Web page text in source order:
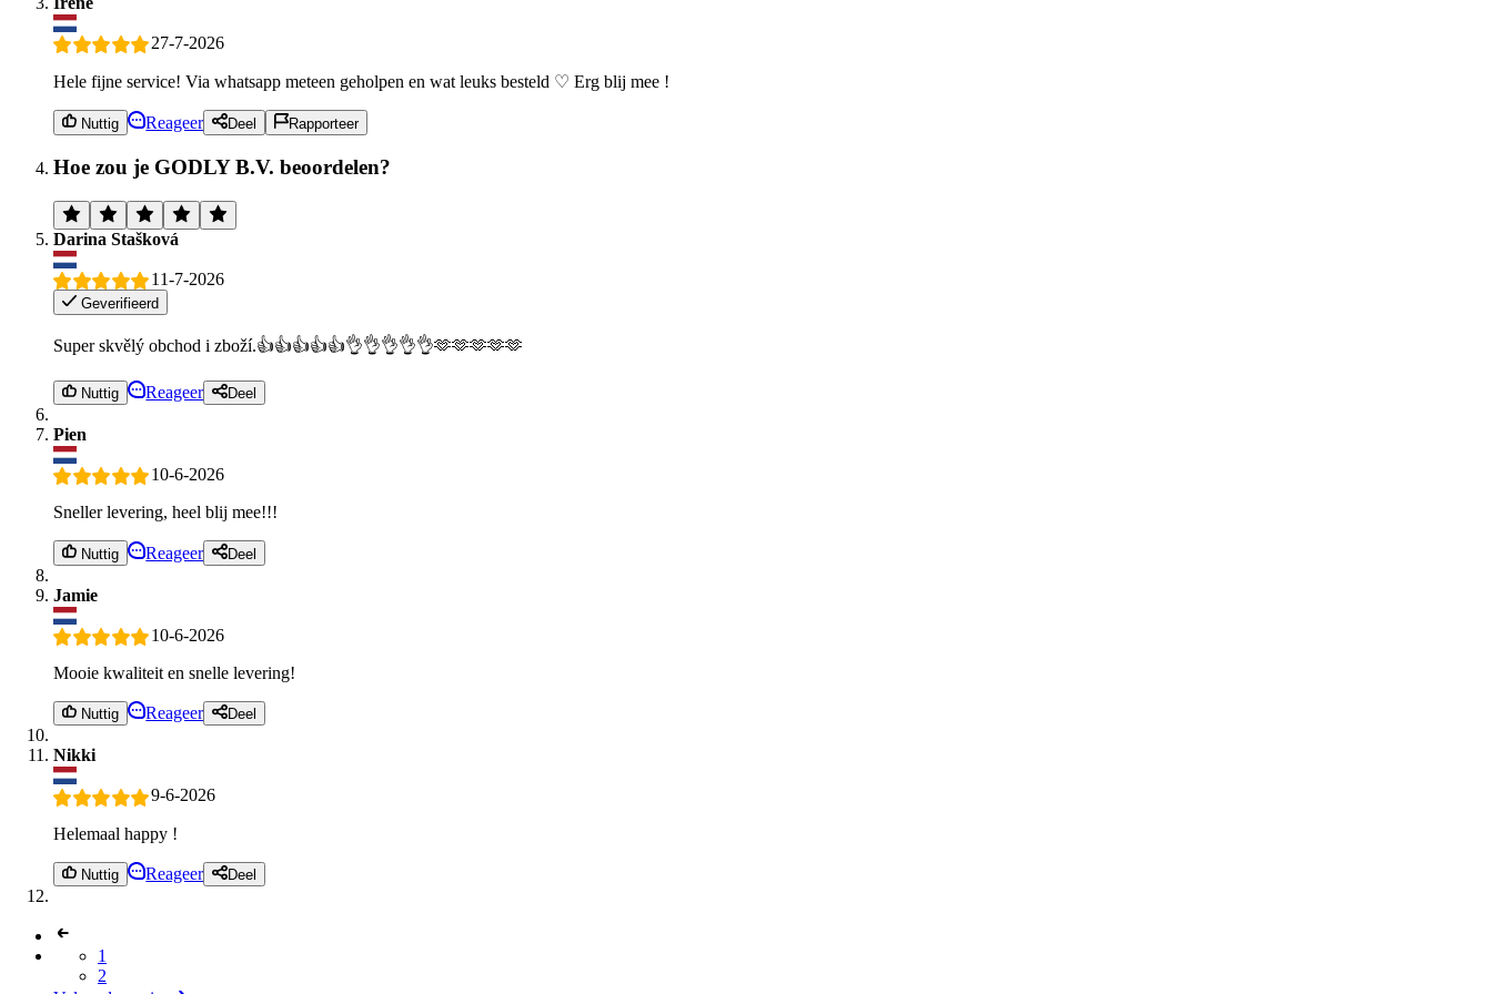
27-7-2026
Hele fijne service! Via whatsapp meteen geholpen en wat leuks besteld ♡ Erg blij mee !
Nuttig Reageer Deel Rapporteer
Hoe zou je GODLY B.V. beoordelen?
Darina Stašková
11-7-2026
Geverifieerd
Super skvělý obchod i zboží.👍👍👍👍👍👌👌👌👌👌🫶🫶🫶🫶🫶
Nuttig Reageer Deel
Pien
10-6-2026
Sneller levering, heel blij mee!!!
Nuttig Reageer Deel
Jamie
10-6-2026
Mooie kwaliteit en snelle levering!
Nuttig Reageer Deel
Nikki
9-6-2026
Helemaal happy !
Nuttig Reageer Deel
1
2